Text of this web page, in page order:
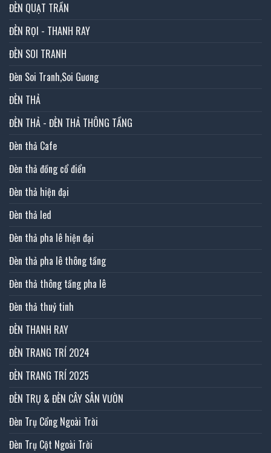
ĐÈN QUẠT TRẦN
ĐÈN RỌI - THANH RAY
ĐÈN SOI TRANH
Đèn Soi Tranh,Soi Gương
ĐÈN THẢ
ĐÈN THẢ - ĐÈN THẢ THÔNG TẦNG
Đèn thả Cafe
Đèn thả đồng cổ điển
Đèn thả hiện đại
Đèn thả led
Đèn thả pha lê hiện đại
Đèn thả pha lê thông tầng
Đèn thả thông tầng pha lê
Đèn thả thuỷ tinh
ĐÈN THANH RAY
ĐÈN TRANG TRÍ 2024
ĐÈN TRANG TRÍ 2025
ĐÈN TRỤ & ĐÈN CÂY SÂN VƯỜN
Đèn Trụ Cổng Ngoài Trời
Đèn Trụ Cột Ngoài Trời